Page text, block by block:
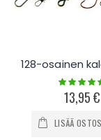
Rating:
13,95 €
LISÄÄ